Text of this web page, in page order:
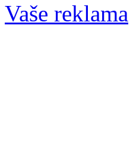
Vaše reklama